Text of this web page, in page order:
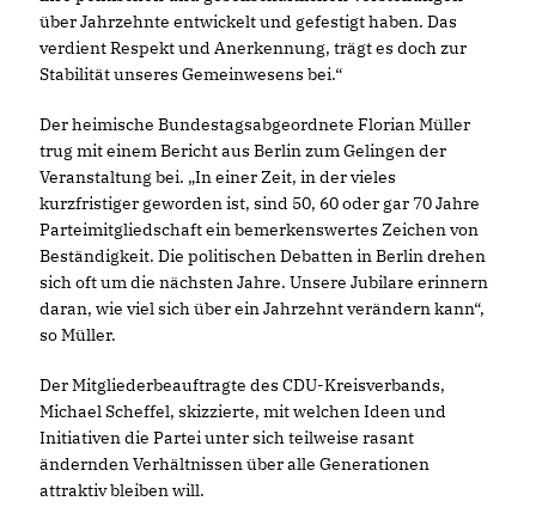
über Jahrzehnte entwickelt und gefestigt haben. Das
verdient Respekt und Anerkennung, trägt es doch zur
Stabilität unseres Gemeinwesens bei.“
Der heimische Bundestagsabgeordnete Florian Müller
trug mit einem Bericht aus Berlin zum Gelingen der
Veranstaltung bei. „In einer Zeit, in der vieles
kurzfristiger geworden ist, sind 50, 60 oder gar 70 Jahre
Parteimitgliedschaft ein bemerkenswertes Zeichen von
Beständigkeit. Die politischen Debatten in Berlin drehen
sich oft um die nächsten Jahre. Unsere Jubilare erinnern
daran, wie viel sich über ein Jahrzehnt verändern kann“,
so Müller.
Der Mitgliederbeauftragte des CDU-Kreisverbands,
Michael Scheffel, skizzierte, mit welchen Ideen und
Initiativen die Partei unter sich teilweise rasant
ändernden Verhältnissen über alle Generationen
attraktiv bleiben will.